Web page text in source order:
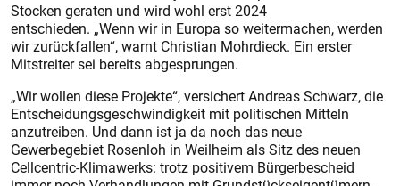
Stocken geraten und wird wohl erst 2024
entschieden. „Wenn wir in Europa so weitermachen, werden
wir zurückfallen“, warnt Christian Mohrdieck. Ein erster
Mitstreiter sei bereits abgesprungen.
„Wir wollen diese Projekte“, versichert Andreas Schwarz, die
Entscheidungsgeschwindigkeit mit politischen Mitteln
anzutreiben. Und dann ist ja da noch das neue
Gewerbegebiet Rosenloh in Weilheim als Sitz des neuen
Cellcentric-Klimawerks: trotz positivem Bürgerbescheid